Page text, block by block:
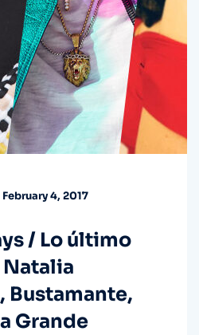
February 4, 2017
/ Lo último
Natalia
Bustamante,
Grande